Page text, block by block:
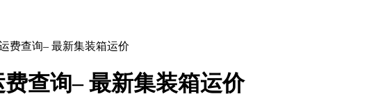
费查询– 最新集装箱运价
查询– 最新集装箱运价